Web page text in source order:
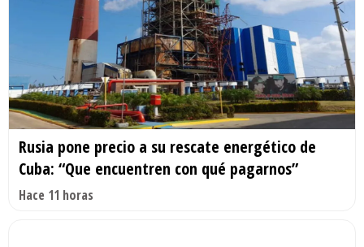
Rusia pone precio a su rescate energético de
Cuba: “Que encuentren con qué pagarnos”
Hace 11 horas